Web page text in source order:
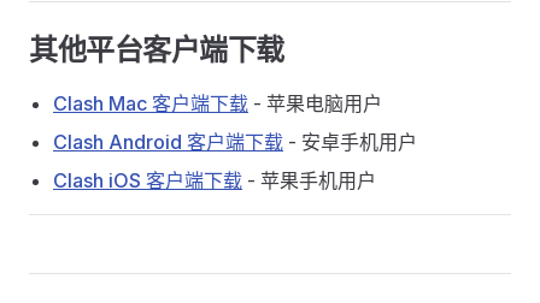
其他平台客户端下载
Clash Mac 客户端下载 - 苹果电脑用户
Clash Android 客户端下载 - 安卓手机用户
Clash iOS 客户端下载 - 苹果手机用户